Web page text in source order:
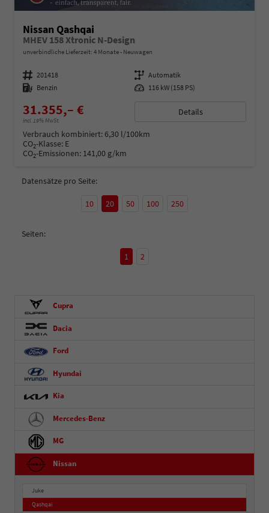
Nissan Qashqai
MHEV 158 Xtronic N-Design
unverbindliche Lieferzeit: 4 Monate Neuwagen
Fahrzeugnummer 201418 Getriebe Automatik
Kraftstoff Benzin Leistung 116 kW (158 PS)
31.355,– €
incl. 19% MwSt.
Details
Verbrauch kombiniert:6,30 l/100km
CO2-Klasse: E
CO2-Emissionen: 141,00 g/km
Datensätze pro Seite:
10 20 50 100 250
Seiten:
1 2
Cupra
Dacia
Ford
Hyundai
Kia
Mercedes-Benz
MG
Nissan
Juke
Qashqai